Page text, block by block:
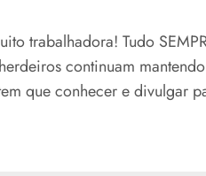
trabalhadora! Tudo
continuam
que conhecer e divulgar